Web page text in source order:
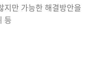
지만 가능한 해결방안을
등